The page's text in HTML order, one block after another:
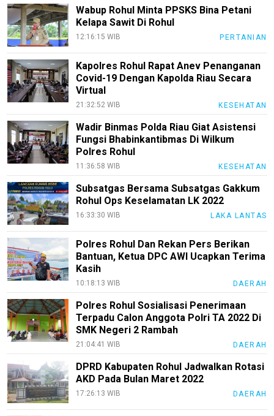
Wabup Rohul Minta PPSKS Bina Petani
Kelapa Sawit Di Rohul
12:16:15 WIB PERTANIAN
Kapolres Rohul Rapat Anev Penanganan
Covid-19 Dengan Kapolda Riau Secara
Virtual
21:32:52 WIB KESEHATAN
Wadir Binmas Polda Riau Giat Asistensi
Fungsi Bhabinkantibmas Di Wilkum
Polres Rohul
11:36:58 WIB KESEHATAN
Subsatgas Bersama Subsatgas Gakkum
Rohul Ops Keselamatan LK 2022
16:33:30 WIB LAKA LANTAS
Polres Rohul Dan Rekan Pers Berikan
Bantuan, Ketua DPC AWI Ucapkan Terima
Kasih
10:18:13 WIB DAERAH
Polres Rohul Sosialisasi Penerimaan
Terpadu Calon Anggota Polri TA 2022 Di
SMK Negeri 2 Rambah
21:04:41 WIB DAERAH
DPRD Kabupaten Rohul Jadwalkan Rotasi
AKD Pada Bulan Maret 2022
17:26:13 WIB DAERAH
Tentang
Kami
Pedoman
Siber
Redaksi
All